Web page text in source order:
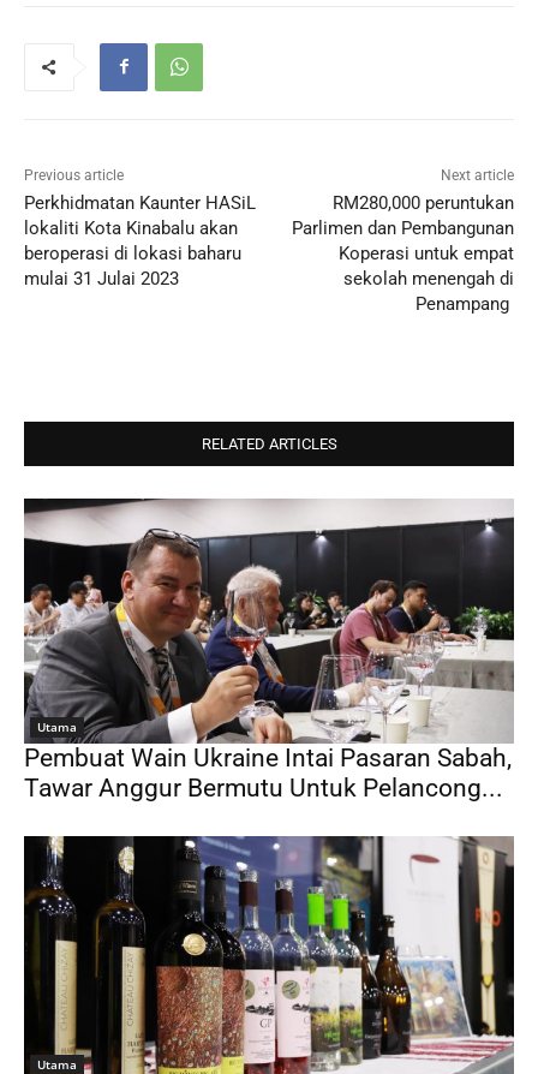
Previous article
Perkhidmatan Kaunter HASiL
lokaliti Kota Kinabalu akan
beroperasi di lokasi baharu
mulai 31 Julai 2023
Next article
RM280,000 peruntukan
Parlimen dan Pembangunan
Koperasi untuk empat
sekolah menengah di
Penampang
RELATED ARTICLES
Utama
Pembuat Wain Ukraine Intai Pasaran Sabah,
Tawar Anggur Bermutu Untuk Pelancong...
Utama